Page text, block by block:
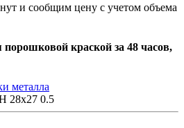
и сообщим цену с учетом объема
краской за 48 часов,
металла
28х27 0.5